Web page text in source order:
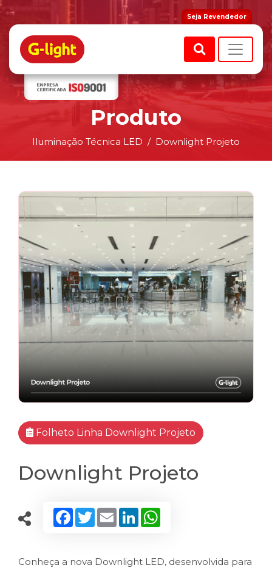
Seja Revendedor
Produto
Iluminação Técnica LED Downlight Projeto
Folheto Linha Downlight Projeto
Downlight Projeto
Facebook
TwitterEmailLinkedIn
Conheça a nova Downlight LED, desenvolvida para